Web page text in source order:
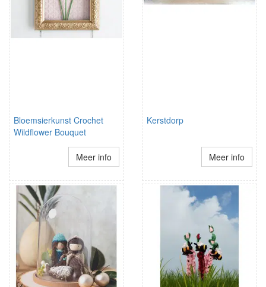
Bloemsierkunst Crochet
Wildflower Bouquet
Meer info
Kerstdorp
Meer info